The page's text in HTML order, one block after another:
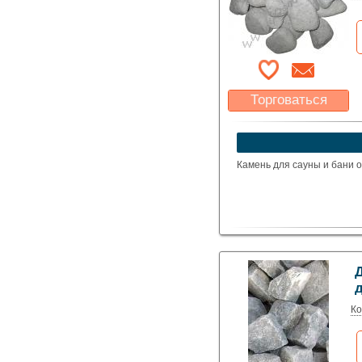
Торговаться
Какая цена Вас
устроит?
Камень для сауны и бани